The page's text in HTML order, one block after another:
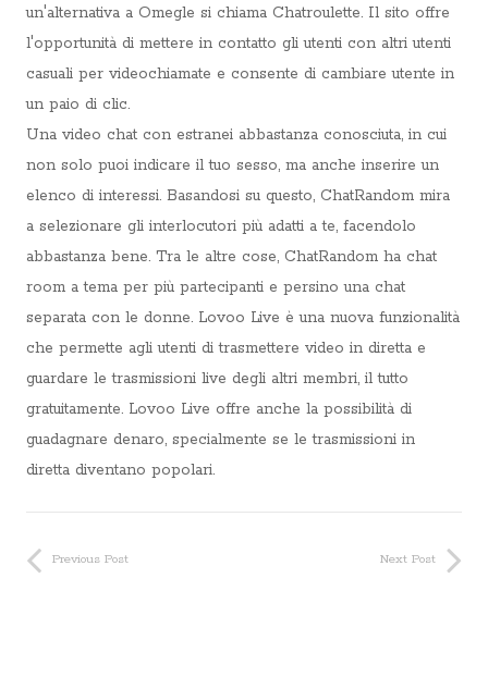
un'alternativa a Omegle si chiama Chatroulette. Il sito offre
l'opportunità di mettere in contatto gli utenti con altri utenti
casuali per videochiamate e consente di cambiare utente in
un paio di clic.
Una video chat con estranei abbastanza conosciuta, in cui
non solo puoi indicare il tuo sesso, ma anche inserire un
elenco di interessi. Basandosi su questo, ChatRandom mira
a selezionare gli interlocutori più adatti a te, facendolo
abbastanza bene. Tra le altre cose, ChatRandom ha chat
room a tema per più partecipanti e persino una chat
separata con le donne. Lovoo Live è una nuova funzionalità
che permette agli utenti di trasmettere video in diretta e
guardare le trasmissioni live degli altri membri, il tutto
gratuitamente. Lovoo Live offre anche la possibilità di
guadagnare denaro, specialmente se le trasmissioni in
diretta diventano popolari.
Previous Post Next Post